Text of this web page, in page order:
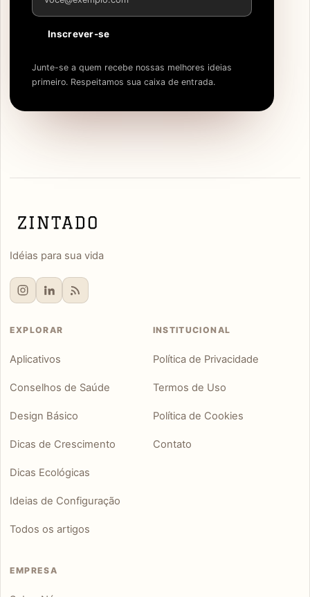
Inscrever-se
Junte-se a quem recebe nossas melhores ideias
primeiro. Respeitamos sua caixa de entrada.
Idéias para sua vida
EXPLORAR
Aplicativos
Conselhos de Saúde
Design Básico
Dicas de Crescimento
Dicas Ecológicas
Ideias de Configuração
Todos os artigos
INSTITUCIONAL
Política de Privacidade
Termos de Uso
Política de Cookies
Contato
EMPRESA